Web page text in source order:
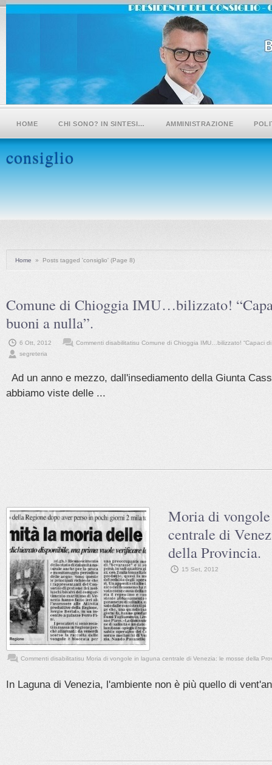
HOME CHI SONO? IN SINTESI… AMMINISTRAZIONE
consiglio
Home » Posts tagged 'consiglio' (Page 8)
Comune di Chioggia IMU…bilizzato!
buoni a nulla”.
6 Ott, 2012 Commenti disabilitatisu Comune di Chioggia IMU…bilizzato! “Capaci
segreteria
Ad un anno e mezzo, dall'insediamento della Giunta
abbiamo viste delle ...
Moria di
centrale di
della Provincia.
15 Set, 2012
Commenti disabilitatisu Moria di vongole in laguna centrale di Venezia: le mosse della
In Laguna di Venezia, l'ambiente non è più quello di